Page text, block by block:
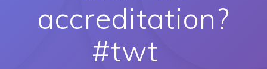
accreditation?
#twt